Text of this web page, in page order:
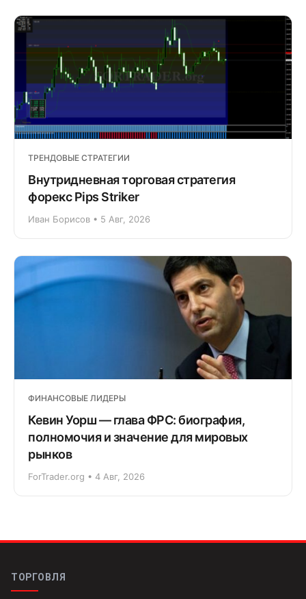
ТРЕНДОВЫЕ СТРАТЕГИИ
Внутридневная торговая стратегия
форекс Pips Striker
Иван Борисов • 5 Авг, 2026
ФИНАНСОВЫЕ ЛИДЕРЫ
Кевин Уорш — глава ФРС: биография,
полномочия и значение для мировых
рынков
ForTrader.org • 4 Авг, 2026
ТОРГОВЛЯ